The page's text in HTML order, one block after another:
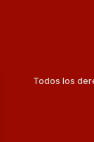
Todos los